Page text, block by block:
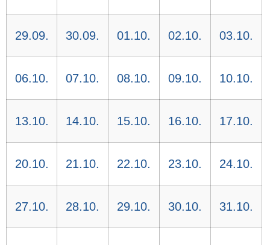
29.09. 30.09. 01.10. 02.10. 03.10.
06.10. 07.10. 08.10. 09.10. 10.10.
13.10. 14.10. 15.10. 16.10. 17.10.
20.10. 21.10. 22.10. 23.10. 24.10.
27.10. 28.10. 29.10. 30.10. 31.10.